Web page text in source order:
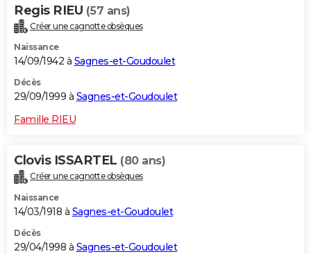
Regis RIEU (57 ans)
Créer une cagnotte obsèques
Naissance
14/09/1942 à Sagnes-et-Goudoulet
Décès
29/09/1999 à Sagnes-et-Goudoulet
Famille RIEU
Clovis ISSARTEL (80 ans)
Créer une cagnotte obsèques
Naissance
14/03/1918 à Sagnes-et-Goudoulet
Décès
29/04/1998 à Sagnes-et-Goudoulet